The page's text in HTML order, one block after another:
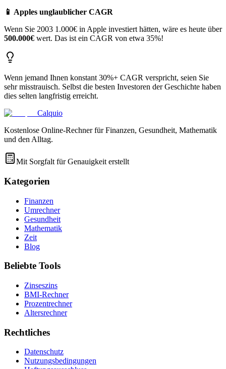
📱 Apples unglaublicher CAGR
Wenn Sie 2003 1.000€ in Apple investiert hätten, wäre es heute über
500.000€ wert. Das ist ein CAGR von etwa 35%!
Wenn jemand Ihnen konstant 30%+ CAGR verspricht, seien Sie
sehr misstrauisch. Selbst die besten Investoren der Geschichte haben
dies selten langfristig erreicht.
Calquio
Kostenlose Online-Rechner für Finanzen, Gesundheit, Mathematik
und den Alltag.
Mit Sorgfalt für Genauigkeit erstellt
Kategorien
Finanzen
Umrechner
Gesundheit
Mathematik
Zeit
Blog
Beliebte Tools
Zinseszins
BMI-Rechner
Prozentrechner
Altersrechner
Rechtliches
Datenschutz
Nutzungsbedingungen